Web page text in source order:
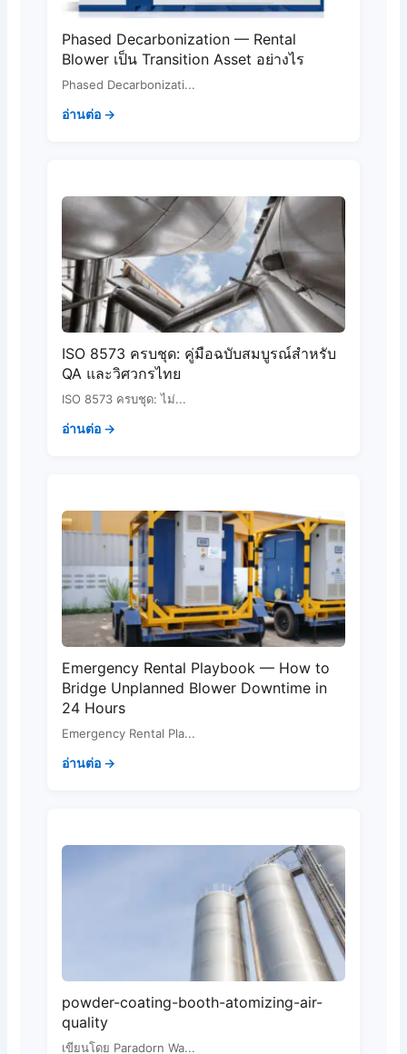
Phased Decarbonization — Rental
Blower เป็น Transition Asset อย่างไร
Phased Decarbonizati...
อ่านต่อ →
ISO 8573 ครบชุด: คู่มือฉบับสมบูรณ์สำหรับ
QA และวิศวกรไทย
ISO 8573 ครบชุด: ไม่...
อ่านต่อ →
Emergency Rental Playbook — How to
Bridge Unplanned Blower Downtime in
24 Hours
Emergency Rental Pla...
อ่านต่อ →
powder-coating-booth-atomizing-air-
quality
เขียนโดย Paradorn Wa...